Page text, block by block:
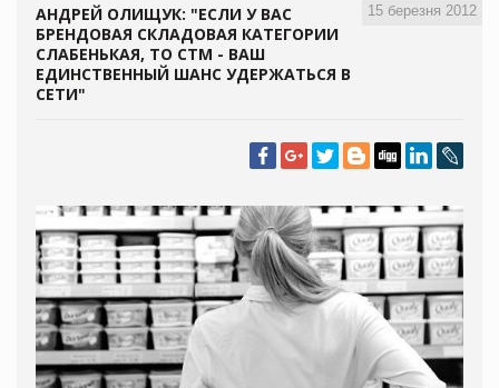
15 березня 2012
АНДРЕЙ ОЛИЩУК: "ЕСЛИ У ВАС
БРЕНДОВАЯ СКЛАДОВАЯ КАТЕГОРИИ
СЛАБЕНЬКАЯ, ТО СТМ - ВАШ
ЕДИНСТВЕННЫЙ ШАНС УДЕРЖАТЬСЯ В
СЕТИ"